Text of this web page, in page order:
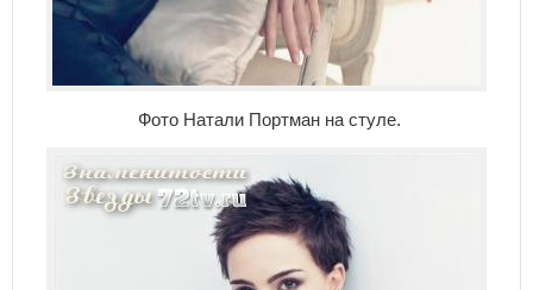
Фото Натали Портман на стуле.